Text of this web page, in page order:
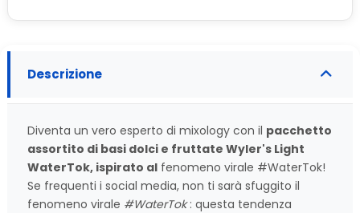
Descrizione
Diventa un vero esperto di mixology con il pacchetto
assortito di basi dolci e fruttate Wyler's Light
WaterTok, ispirato al fenomeno virale #WaterTok!
Se frequenti i social media, non ti sarà sfuggito il
fenomeno virale #WaterTok: questa tendenza